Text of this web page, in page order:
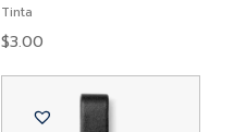
Tinta
$3.00